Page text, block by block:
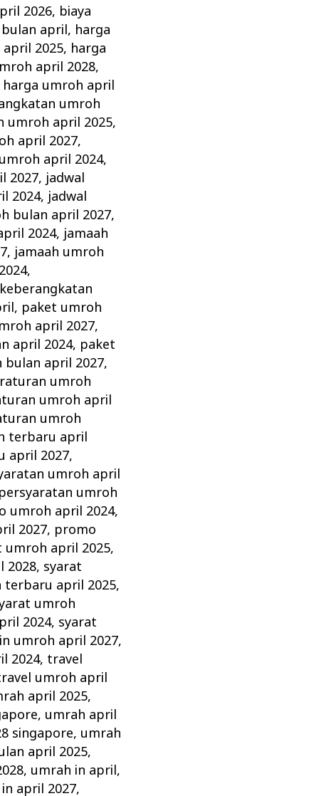
2026, biaya
april, harga
2025, harga
april 2028,
harga umroh april
umroh
umroh april 2025,
april 2027,
april 2024,
2027, jadwal
2024, jadwal
bulan april 2027,
2024, jamaah
, jamaah umroh
,
keberangkatan
, paket umroh
april 2027,
april 2024, paket
april 2027,
umroh
umroh april
umroh
terbaru april
april 2027,
umroh april
persyaratan umroh
umroh april 2024,
2027, promo
umroh april 2025,
2028, syarat
terbaru april 2025,
umroh
2024, syarat
umroh april 2027,
2024, travel
umroh april
april 2025,
, umrah april
singapore, umrah
april 2025,
, umrah in april,
april 2027,